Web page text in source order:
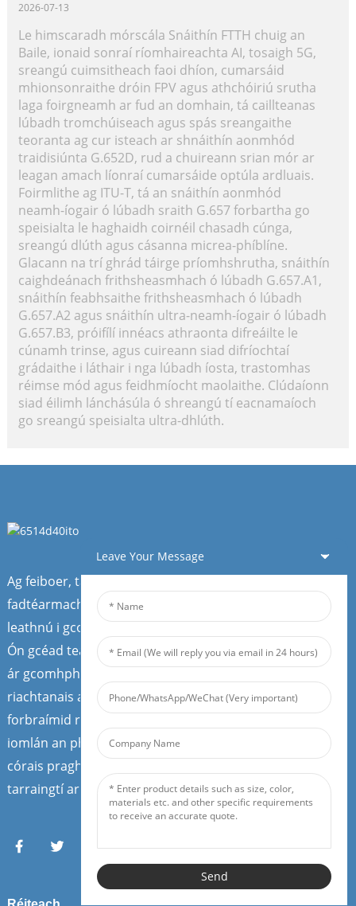
2026-07-13
Le himscaradh mórscála Snáithín FTTH chuig an
Baile, ionaid sonraí ríomhaireachta AI, tosaigh 5G,
sreangú cuimsitheach faoi dhíon, cumarsáid
mhionsonraithe dróin FPV agus athchóiriú srutha
laga foirgneamh ar fud an domhain, tá caillteanas
lúbadh tromchúiseach agus spás sreangaithe
teoranta ag cur isteach ar shnáithín aonmhód
traidisiúnta G.652D, rud a chuireann srian mór ar
leagan amach líonraí cumarsáide optúla ardluais.
Foirmlithe ag ITU-T, tá an snáithín aonmhód
neamh-íogair ó lúbadh sraith G.657 forbartha go
speisialta le haghaidh coirnéil chasadh cúnga,
sreangú dlúth agus cásanna micrea-phíblíne.
Glacann na trí ghrád táirge príomhshrutha, snáithín
caighdeánach frithsheasmhach ó lúbadh G.657.A1,
snáithín feabhsaithe frithsheasmhach ó lúbadh
G.657.A2 agus snáithín ultra-neamh-íogair ó lúbadh
G.657.B3, próifílí innéacs athraonta difreáilte le
cúnamh trinse, agus cuireann siad difríochtaí
grádaithe i láthair i nga lúbadh íosta, trastomhas
réimse mód agus feidhmíocht maolaithe. Clúdaíonn
siad éilimh lánchásúla ó shreangú tí eacnamaíoch
go sreangú speisialta ultra-dhlúth.
Ag feiboer, táimid i gcónaí ag lorg comhpháirtithe nua
fadtéarmacha chun an branda agus an margadh a
leathnú i gcomhar lenár dtáirgí ardchaighdeáin.
Ón gcéad teagmháil le custaiméirí, is iad na custaiméirí
ár gcomhpháirtithe. Mar chomhpháirtí feiboer, pléimid
riachtanais an mhargaidh áitiúil lenár gcustaiméirí agus
forbraímid réitigh a bhfuil breisluach leo. Feadh shlabhra
iomlán an phróisis deimhniúcháin ISO 9001 - cuirimid na
córais praghsála agus na réitigh mhargaíochta is
tarraingtí ar fáil.
Leave Your Message
Send